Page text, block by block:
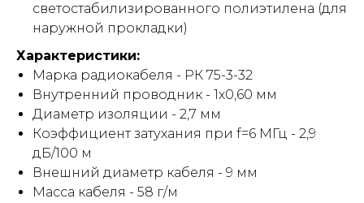
светостабилизированного полиэтилена (для
наружной прокладки)
Характеристики:
Марка радиокабеля - РК 75-3-32
Внутренний проводник - 1х0,60 мм
Диаметр изоляции - 2,7 мм
Коэффициент затухания при f=6 МГц - 2,9
дБ/100 м
Внешний диаметр кабеля - 9 мм
Масса кабеля - 58 г/м